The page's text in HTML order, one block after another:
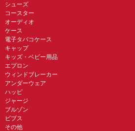
シューズ
コースター
オーディオ
ケース
電子タバコケース
キャップ
キッズ・ベビー用品
エプロン
ウィンドブレーカー
アンダーウェア
ハッピ
ジャージ
ブルゾン
ビブス
その他